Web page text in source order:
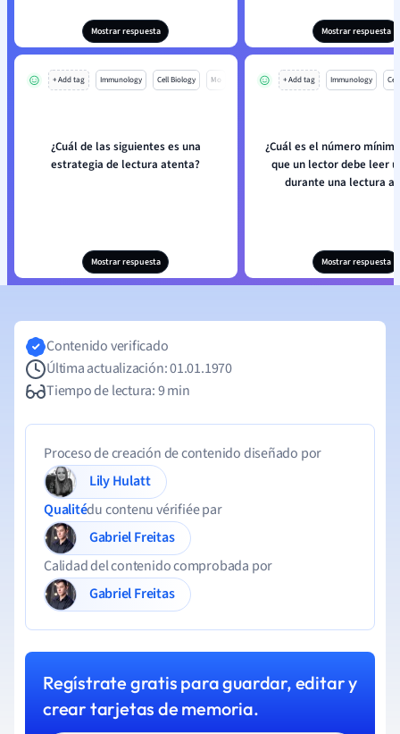
Mostrar respuesta Mostrar respuesta
+ Add tag Immunology Cell Biology Mo
¿Cuál de las siguientes es una
estrategia de lectura atenta?
Mostrar respuesta
+ Add tag Immunology
¿Cuál es el número
que un lector debe leer
durante una lectura
Mostrar respuesta
Contenido verificado
Última actualización: 01.01.1970
Tiempo de lectura: 9 min
Proceso de creación de contenido diseñado por
Lily Hulatt
Qualitédu contenu vérifiée par
Gabriel Freitas
Calidad del contenido comprobada por
Gabriel Freitas
Regístrate gratis para guardar, editar y
crear tarjetas de memoria.